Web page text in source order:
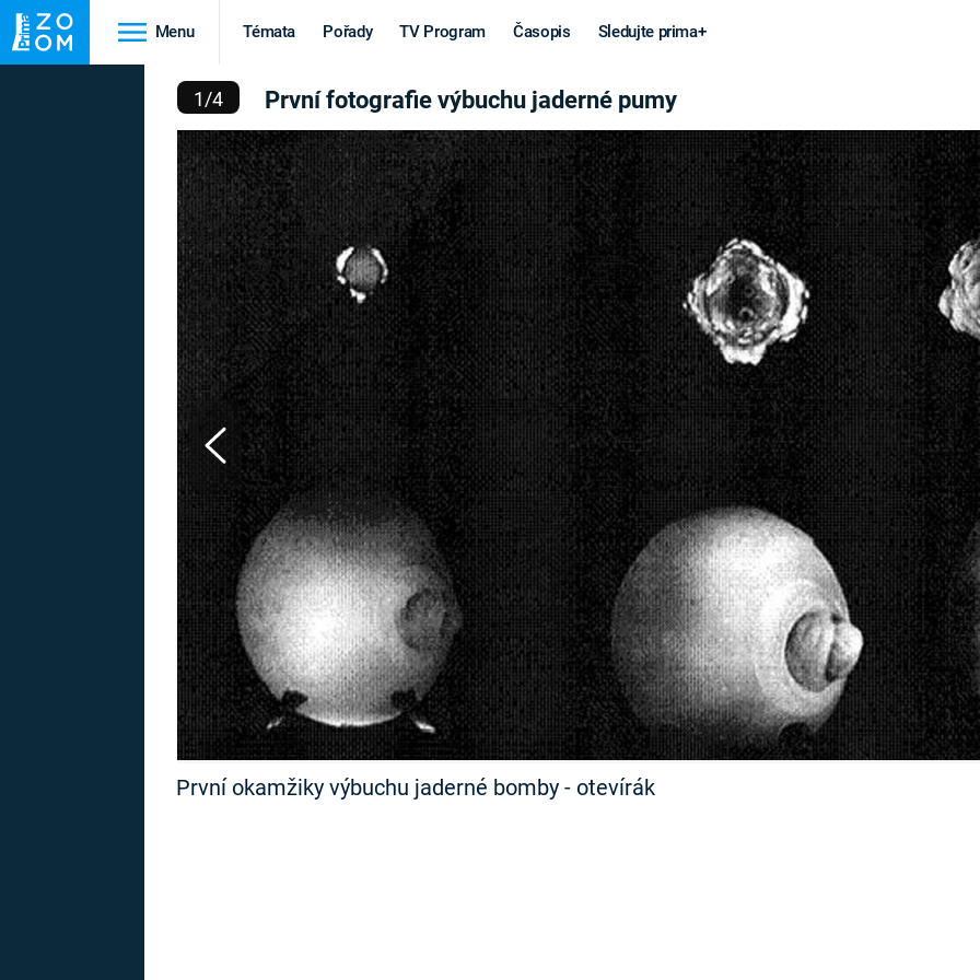
Menu Témata Pořady TV Program Časopis Sledujte prima+
HRADY A ZÁMKY
HEDVÁBNÁ STEZKA
Historie
VIKINGOVÉ
EPIDEMIE A
PANDEMIE
STAROVĚKÝ EGYPT
Věda a
technika
KORONAVIRUS
VESMÍR
MARS
Války
STUDENÁ
VÁLKA VE
VIETNAMU
VÁLEČNÉ
SERIÁLY
světová válka
PRVNÍ SVĚTOVÁ
Výročí
MARIE TEREZIE
NAPOLEON
BONAPARTE
BRITSKÁ
KRÁLOVSKÁ
RODINA
Záhady a
konspirace
UFO A
MIMOZEMŠŤANÉ
UTAJENÉ PŘÍBĚHY
ČESKÝCH DĚJIN
ALTERNATIVNÍ
HISTORIE
FILMY
REALITA
HORORY
REALITA
OPTICKÉ
KLAMY
VÝBUCHU JADERNÉ PUMY
1/4 První fotografie výbuchu jaderné pumy
První okamžiky výbuchu jaderné bomby - otevírák